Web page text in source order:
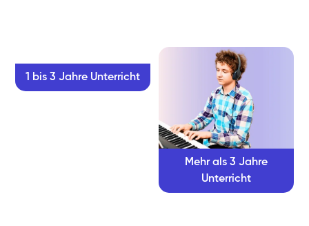
1 bis 3 Jahre Unterricht
Mehr als 3 Jahre
Unterricht